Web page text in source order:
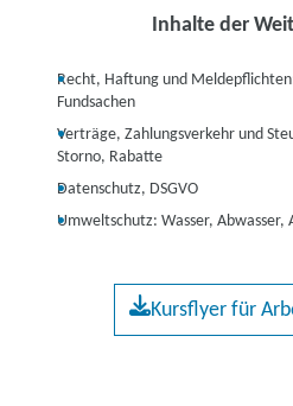
Inhalte der
Recht, Haftung und
Fundsachen
Verträge, Zahlungsverkehr und
Storno, Rabatte
Datenschutz, DSGVO
Umweltschutz: Wasser,
Kursflyer für